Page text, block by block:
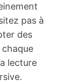
pas à
des
lecture